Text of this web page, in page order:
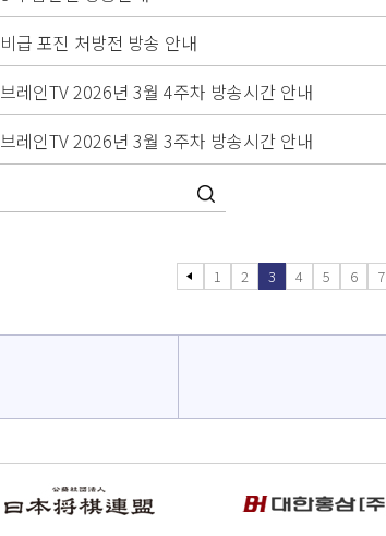
비급 포진 처방전 방송 안내
브레인TV 2026년 3월 4주차 방송시간 안내
브레인TV 2026년 3월 3주차 방송시간 안내
1 2 3 4 5 6 7